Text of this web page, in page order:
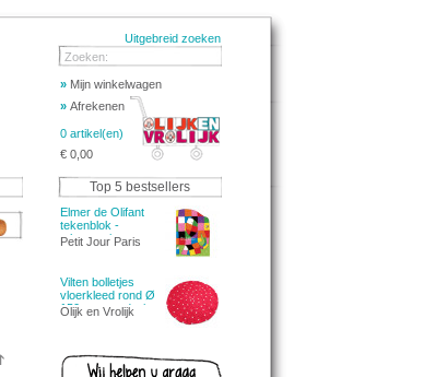
Uitgebreid zoeken
Zoeken:
» Mijn winkelwagen
» Afrekenen
0 artikel(en)
€ 0,00
Top 5 bestsellers
Elmer de Olifant
tekenblok -
tekenpapier
Petit Jour Paris
Vilten bolletjes
vloerkleed rond Ø
150cm - rood wit
Olijk en Vrolijk